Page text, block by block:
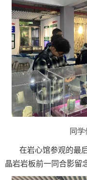
同
在岩心馆参观的最
晶岩岩板前一同合影留